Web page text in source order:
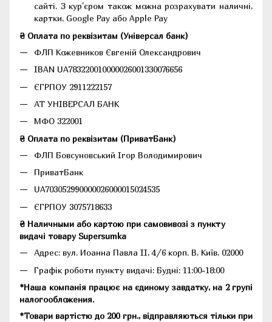
сайті. З кур'єром також можна розрахувати наличні,
картки, Google Pay або Apple Pay
₴ Оплата по реквізитам (Універсал банк)
ФЛП Кожевников Євгеній Олександрович
IBAN UA783220010000026001330076656
ЄГРПОУ 2911222157
АТ УНІВЕРСАЛ БАНК
МФО 322001
₴ Оплата по реквізитам (ПриватБанк)
ФЛП Бовсуновський Ігор Володимирович
ПриватБанк
UA703052990000026000015024535
ЄГРПОУ 3075718633
₴ Наличными або картою при самовивозі з пункту
видачі товару Supersumka
Адрес: вул. Иоанна Павла II, 4/6 корп. В, Київ, 02000
Графік роботи пункту видачі: Будні: 11:00-18:00
*Наша компанія працює на єдиному завдатку, на 2 групі
налогообложения.
*Товари вартістю до 200 грн., відправляються тільки при